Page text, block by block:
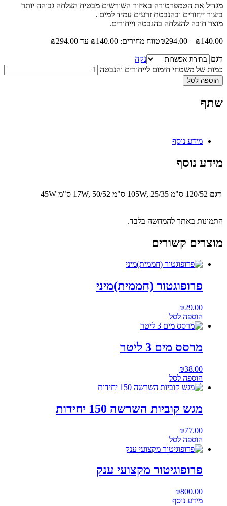
מגדיל את הטמפרטורה באיזור השורשים מבטיח הצלחה גבוהה יותר
ביצור ייחורים ובהנבטת זרעים עמיד למים .
מוצר חובה להצלחה בהנבטה וייחורים.
₪140.00
–
₪294.00 טווח מחירים: ⁦₪140.00⁩ עד ⁦₪294.00⁩
דגם
נקה
כמות של משטחי חימום לייחורים והנבטה
הוספה לסל
שתף
מידע נוסף
מידע נוסף
דגם 120/52 ס"מ 105W, 25/35 ס"מ 17W, 50/52 ס"מ 45W
התמונות באתר להמחשה בלבד.
מוצרים קשורים
פרופוגטור (חממית)מיני
₪29.00
הוספה לסל
מרסס מים 3 ליטר
₪38.00
הוספה לסל
מגש קוביות השרשה 150 יחידות
₪77.00
הוספה לסל
פרופוגיטור מקצועי ענק
₪800.00
מידע נוסף